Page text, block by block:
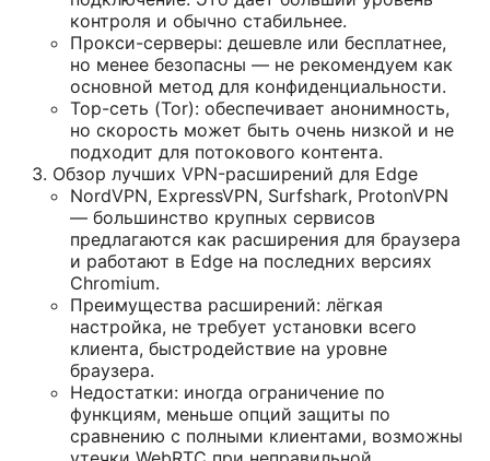
контроля и обычно стабильнее.
Прокси-серверы: дешевле или бесплатнее,
но менее безопасны — не рекомендуем как
основной метод для конфиденциальности.
Тор-сеть (Tor): обеспечивает анонимность,
но скорость может быть очень низкой и не
подходит для потокового контента.
Обзор лучших VPN-расширений для Edge
NordVPN, ExpressVPN, Surfshark, ProtonVPN
— большинство крупных сервисов
предлагаются как расширения для браузера
и работают в Edge на последних версиях
Chromium.
Преимущества расширений: лёгкая
настройка, не требует установки всего
клиента, быстродействие на уровне
браузера.
Недостатки: иногда ограничение по
функциям, меньше опций защиты по
сравнению с полными клиентами, возможны